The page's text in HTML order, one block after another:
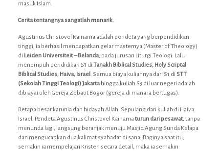
masuk Islam.
Cerita tentangnya sangatlah menarik.
Agustinus Christovel Kainama adalah pendeta yang berpendidikan
tinggi, ia berhasil mendapatkan gelar masternya (Master of Theology)
di Leiden Universiteit – Belanda, pada jurusan Liturgi Teologi. Lalu
menempuh pendidikan S3 diTanakh Biblical Studies, Holy Scriptal
Biblical Studies, Haiva, Israel . Semua biaya kuliahnya dari S1 di STT
(Sekolah Tinggi Teologi) Jakartahingga kuliah S3 di luar negeri adalah
dibiayai oleh Gereja Zebaot Bogor (gereja di mana ia bertugas).
Betapa besar karunia dan hidayah Allah. Sepulang dari kuliah di Haiva
Israel, Pendeta Agustinus Christovel Kainamaturun dari pesawat, tanpa
menunda lagi, langsung beranjak menuju Masjid Agung Sunda Kelapa
dan mengucapkan dua kalimat syahadat di sana. Baginya saat itu,
semakin ia mempelajari Kristen secara detail, maka ia semakin